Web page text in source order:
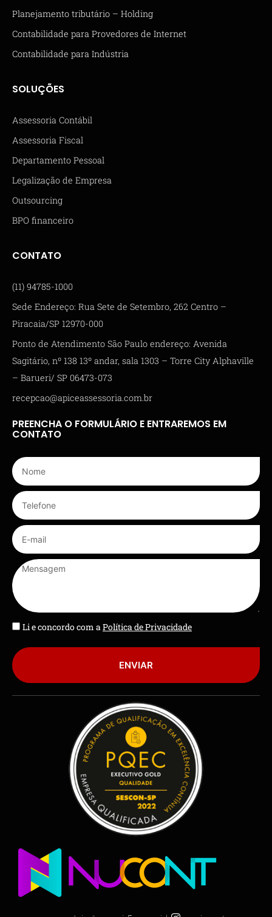
Planejamento tributário – Holding
Contabilidade para Provedores de Internet
Contabilidade para Indústria
SOLUÇÕES
Assessoria Contábil
Assessoria Fiscal
Departamento Pessoal
Legalização de Empresa
Outsourcing
BPO financeiro
CONTATO
(11) 94785-1000
Sede Endereço: Rua Sete de Setembro, 262 Centro –
Piracaia/SP 12970-000
Ponto de Atendimento São Paulo endereço: Avenida
Sagitário, nº 138 13º andar, sala 1303 – Torre City Alphaville
– Barueri/ SP 06473-073
recepcao@apiceassessoria.com.br
PREENCHA O FORMULÁRIO E ENTRAREMOS EM
CONTATO
Li e concordo com aPolítica de Privacidade
ENVIAR